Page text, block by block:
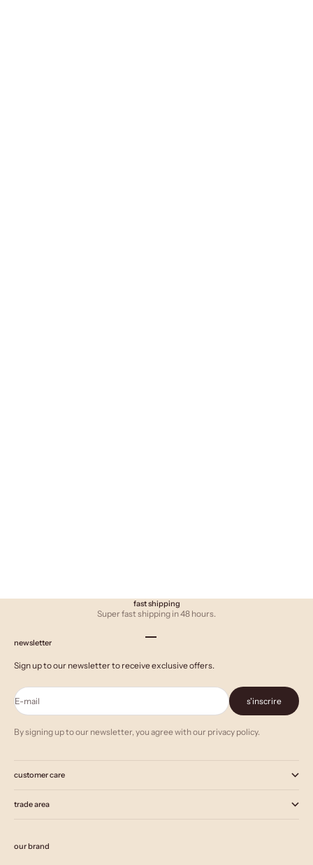
fast shipping
Super fast shipping in 48 hours.
newsletter
Sign up to our newsletter to receive exclusive offers.
E-mail s'inscrire
By signing up to our newsletter, you agree with our privacy policy.
customer care
trade area
our brand